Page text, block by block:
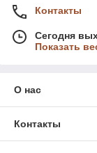
Контакты
Сегодня
Показать
О нас
Контакты